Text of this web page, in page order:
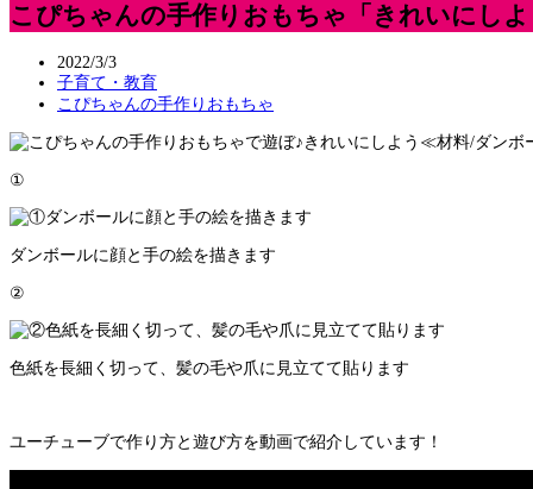
こぴちゃんの手作りおもちゃ「きれいにし
2022/3/3
子育て・教育
こぴちゃんの手作りおもちゃ
≪材料/ダンボ
①
ダンボールに顔と手の絵を描きます
②
色紙を長細く切って、髪の毛や爪に見立てて貼ります
ユーチューブで作り方と遊び方を動画で紹介しています！